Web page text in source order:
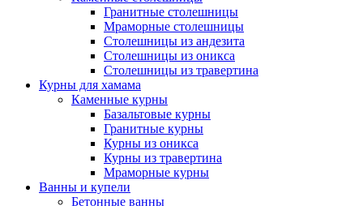
Гранитные столешницы
Мраморные столешницы
Столешницы из андезита
Столешницы из оникса
Столешницы из травертина
Курны для хамама
Каменные курны
Базальтовые курны
Гранитные курны
Курны из оникса
Курны из травертина
Мраморные курны
Ванны и купели
Бетонные ванны